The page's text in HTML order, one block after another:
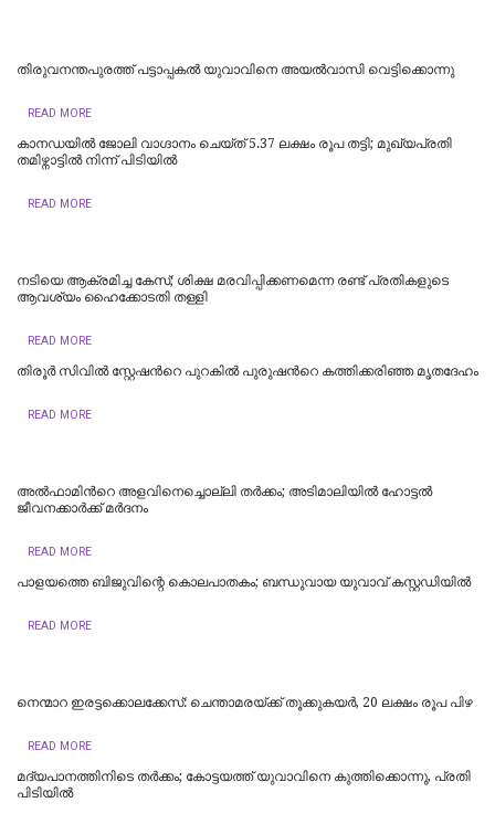
തിരുവനന്തപുരത്ത് പട്ടാപ്പകൽ യുവാവിനെ അയൽവാസി വെട്ടിക്കൊന്നു
READ MORE
കാനഡയിൽ ജോലി വാഗ്ദാനം ചെയ്ത് 5.37 ലക്ഷം രൂപ തട്ടി; മുഖ്യപ്രതി
തമിഴ്നാട്ടിൽ നിന്ന് പിടിയിൽ
READ MORE
നടിയെ ആക്രമിച്ച കേസ്; ശിക്ഷ മരവിപ്പിക്കണമെന്ന രണ്ട് പ്രതികളുടെ
ആവശ്യം ഹൈക്കോടതി തള്ളി
READ MORE
തിരൂർ സിവിൽ സ്റ്റേഷന്‍റെ പുറകിൽ പുരുഷന്‍റെ കത്തിക്കരിഞ്ഞ മൃതദേഹം
READ MORE
അൽഫാമിന്‍റെ അളവിനെച്ചൊല്ലി തർക്കം; അടിമാലിയിൽ ഹോട്ടല്‍
ജീവനക്കാര്‍ക്ക് മര്‍ദനം
READ MORE
പാളയത്തെ ബിജുവിന്റെ കൊലപാതകം; ബന്ധുവായ യുവാവ് കസ്റ്റഡിയില്‍
READ MORE
നെന്മാറ ഇരട്ടക്കൊലക്കേസ്: ചെന്താമരയ്ക്ക് തൂക്കുകയർ, 20 ലക്ഷം രൂപ പിഴ
READ MORE
മദ്യപാനത്തിനിടെ തര്‍ക്കം; കോട്ടയത്ത് യുവാവിനെ കുത്തിക്കൊന്നു, പ്രതി
പിടിയില്‍